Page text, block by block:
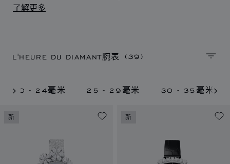
镶工艺向珍贵钻石致以敬意。探索Chopard萧邦享有盛誉
了解更多
L'HEURE DU DIAMANT腕表(39) 排序
20 - 24毫米 25 - 29毫米 30 - 35毫米
新 新